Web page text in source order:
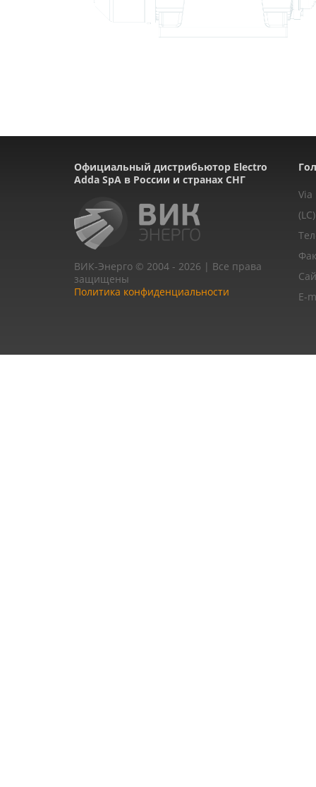
Официальный дистрибьютор Electro
Adda SpA в России и странах СНГ
ВИК-Энерго © 2004 - 2026 | Все права
защищены
Политика конфиденциальности
Via
E-